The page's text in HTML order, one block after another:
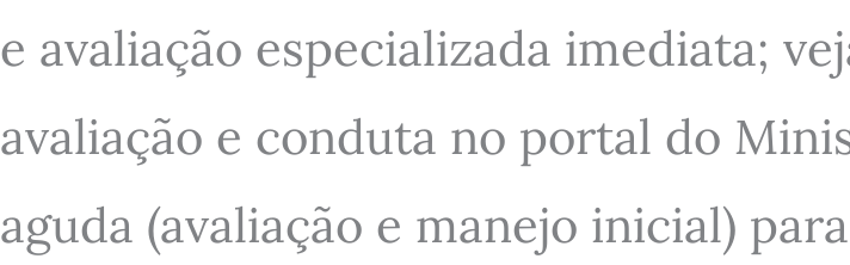
e avaliação especializada imediata;
avaliação e conduta no portal do
aguda (avaliação e manejo inicial)